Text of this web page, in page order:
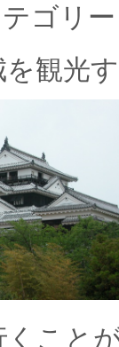
ゴリ
観光
こと